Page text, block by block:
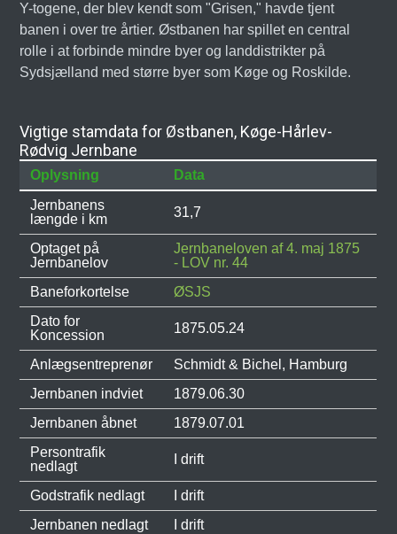
Y-togene, der blev kendt som "Grisen," havde tjent
banen i over tre årtier. Østbanen har spillet en central
rolle i at forbinde mindre byer og landdistrikter på
Sydsjælland med større byer som Køge og Roskilde.
Vigtige stamdata for Østbanen, Køge-Hårlev-
Rødvig Jernbane
Oplysning
Data
Jernbanens
længde i km
31,7
Optaget på
Jernbanelov
Jernbaneloven af 4. maj 1875
- LOV nr. 44
Baneforkortelse
ØSJS
Dato for
Koncession
1875.05.24
Anlægsentreprenør
Schmidt & Bichel, Hamburg
Jernbanen indviet
1879.06.30
Jernbanen åbnet
1879.07.01
Persontrafik
nedlagt
I drift
Godstrafik nedlagt
I drift
Jernbanen nedlagt
I drift